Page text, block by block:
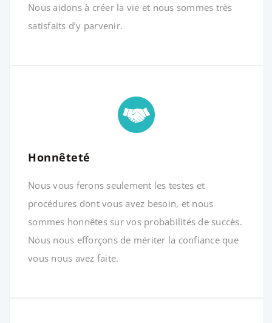
Nous aidons à créer la vie et nous sommes très
satisfaits d’y parvenir.
Honnêteté
Nous vous ferons seulement les testes et
procédures dont vous avez besoin, et nous
sommes honnêtes sur vos probabilités de succès.
Nous nous efforçons de mériter la confiance que
vous nous avez faite.